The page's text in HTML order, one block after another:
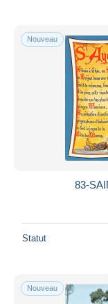
Nouveau
83-
Statut
Nouveau